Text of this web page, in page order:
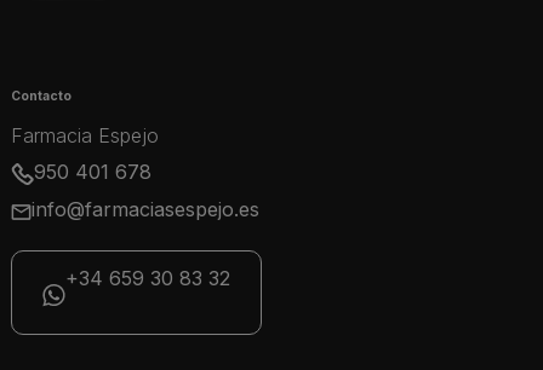
Contacto
Farmacia Espejo
950 401 678
info@farmaciasespejo.es
+34 659 30 83 32